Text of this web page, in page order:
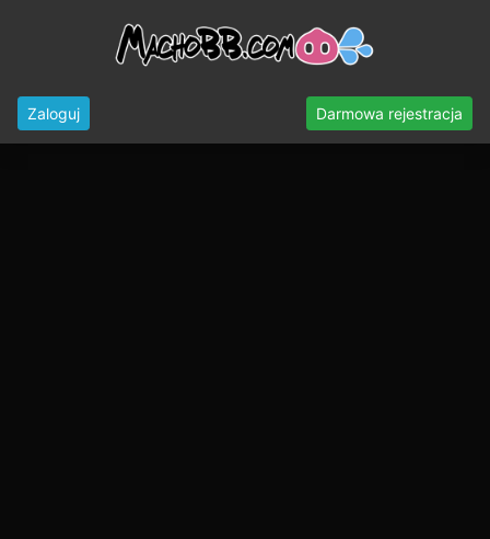
Zaloguj Darmowa rejestracja